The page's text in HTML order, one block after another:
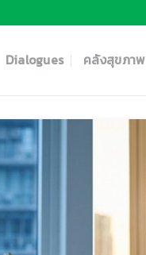
Dialogues คลังสุขภาพ